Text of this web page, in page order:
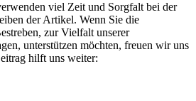
viel Zeit und Sorgfalt bei der
der Artikel. Wenn Sie die
zur Vielfalt unserer
unterstützen möchten, freuen wir uns
hilft uns weiter: